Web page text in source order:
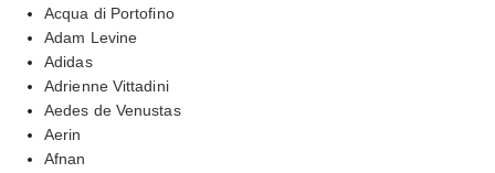
Acqua di Portofino
Adam Levine
Adidas
Adrienne Vittadini
Aedes de Venustas
Aerin
Afnan